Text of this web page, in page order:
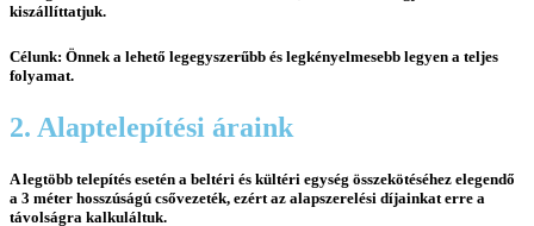
kiszállíttatjuk.
Célunk: Önnek a lehető legegyszerűbb és legkényelmesebb legyen a teljes
folyamat.
2. Alaptelepítési áraink
A legtöbb telepítés esetén a beltéri és kültéri egység összekötéséhez elegendő
a 3 méter hosszúságú csővezeték, ezért az alapszerelési díjainkat erre a
távolságra kalkuláltuk.